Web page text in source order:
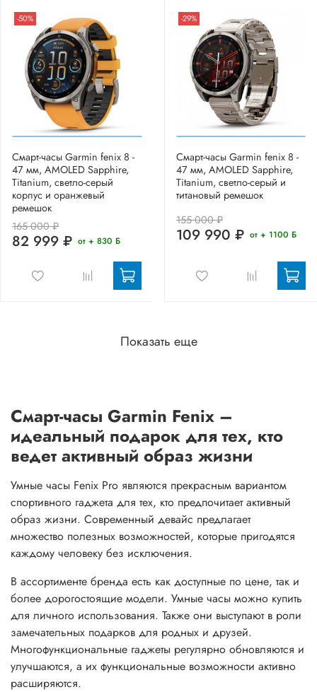
-50%
Смарт-часы Garmin fenix 8 -
47 мм, AMOLED Sapphire,
Titanium, светло-серый
корпус и оранжевый
ремешок
165 000 ₽
82 999 ₽ от + 830 Б
-29%
Смарт-часы Garmin fenix 8 -
47 мм, AMOLED Sapphire,
Titanium, светло-серый и
титановый ремешок
155 000 ₽
109 990 ₽ от + 1100 Б
Показать еще
Смарт-часы Garmin Fenix –
идеальный подарок для тех, кто
ведет активный образ жизни
Умные часы Fenix Pro являются прекрасным вариантом
спортивного гаджета для тех, кто предпочитает активный
образ жизни. Современный девайс предлагает
множество полезных возможностей, которые пригодятся
каждому человеку без исключения.
В ассортименте бренда есть как доступные по цене, так и
более дорогостоящие модели. Умные часы можно купить
для личного использования. Также они выступают в роли
замечательных подарков для родных и друзей.
Многофункциональные гаджеты регулярно обновляются и
улучшаются, а их функциональные возможности активно
расширяются.